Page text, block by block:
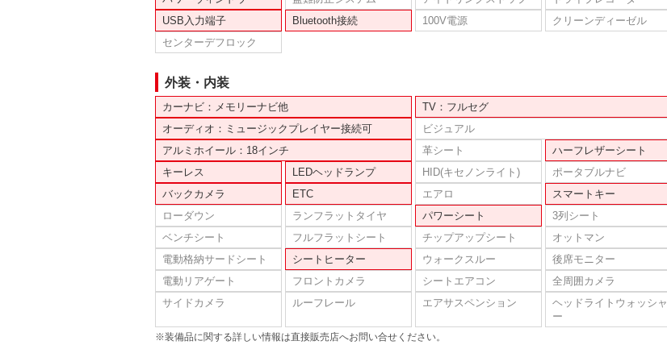
USB入力端子
Bluetooth接続 100V電源
クリーンディーゼル
センターデフロック
外装・内装
カーナビ：メモリーナビ他
TV：フルセグ
オーディオ：ミュージックプレイヤー接続可
ビジュアル
アルミホイール：18インチ
革シート
ハーフレザーシート
キーレス
LEDヘッドランプ HID(キセノンライト)
ポータブルナビ
バックカメラ
ETC エアロ
スマートキー
ローダウン
ランフラットタイヤ パワーシート
3列シート
ベンチシート
フルフラットシート チップアップシート
オットマン
電動格納サードシート
シートヒーター ウォークスルー
後席モニター
電動リアゲート
フロントカメラ シートエアコン
全周囲カメラ
サイドカメラ
ルーフレール エアサスペンション
ヘッドライトウォッシャ
ー
※装備品に関する詳しい情報は直接販売店へお問い合せください。